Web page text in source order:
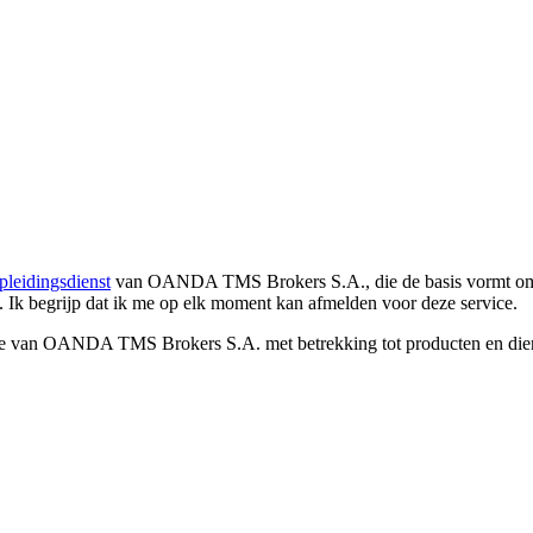
van OANDA TMS Brokers S.A., die de basis vormt
Ik begrijp dat ik me op elk moment kan afmelden voor deze service.
OANDA TMS Brokers S.A. met betrekking tot producten en